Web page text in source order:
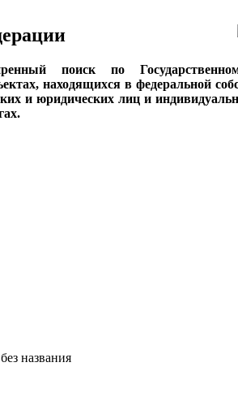
поиск по
находящихся в федеральной
и юридических лиц и
названия